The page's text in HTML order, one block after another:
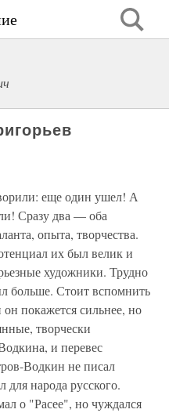
еще один ушел! А
Сразу два — оба
опыта, творчества.
их был велик и
художники. Трудно
больше. Стоит вспомнить
покажется сильнее, но
творчески
и перевес
Водкин не писал
для народа русского.
о "Расее", но чуждался